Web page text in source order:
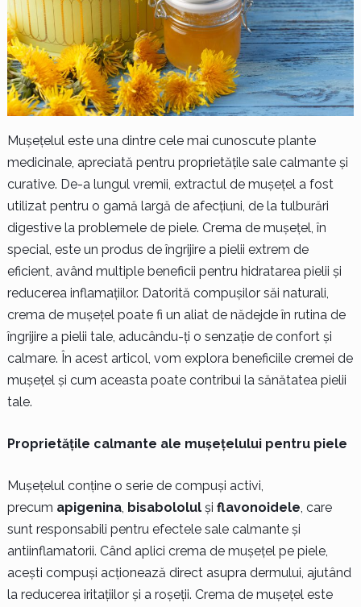
Mușețelul este una dintre cele mai cunoscute plante
medicinale, apreciată pentru proprietățile sale calmante și
curative. De-a lungul vremii, extractul de mușețel a fost
utilizat pentru o gamă largă de afecțiuni, de la tulburări
digestive la problemele de piele. Crema de mușețel, în
special, este un produs de îngrijire a pielii extrem de
eficient, având multiple beneficii pentru hidratarea pielii și
reducerea inflamațiilor. Datorită compușilor săi naturali,
crema de mușețel poate fi un aliat de nădejde în rutina de
îngrijire a pielii tale, aducându-ți o senzație de confort și
calmare. În acest articol, vom explora beneficiile cremei de
mușețel și cum aceasta poate contribui la sănătatea pielii
tale.
Proprietățile calmante ale mușețelului pentru piele
Mușețelul conține o serie de compuși activi,
precum apigenina, bisabololulși flavonoidele, care
sunt responsabili pentru efectele sale calmante și
antiinflamatorii. Când aplici crema de mușețel pe piele,
acești compuși acționează direct asupra dermului, ajutând
la reducerea iritațiilor și a roșeții. Crema de mușețel este